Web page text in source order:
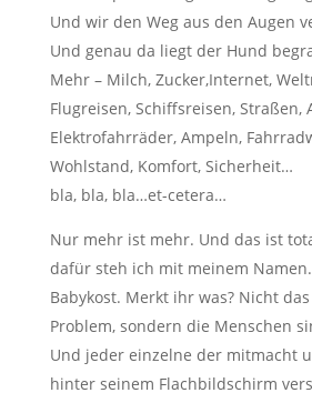
Und wir den Weg aus den Augen
Und genau da liegt der Hund
Mehr – Milch, Zucker,Internet,
Flugreisen, Schiffsreisen, Straßen,
Elektrofahrräder, Ampeln,
Wohlstand, Komfort, Sicherheit…
bla, bla, bla…et-cetera…
Nur mehr ist mehr. Und das ist
dafür steh ich mit meinem
Babykost. Merkt ihr was? Nicht
Problem, sondern die Menschen
Und jeder einzelne der mitmacht
hinter seinem Flachbildschirm